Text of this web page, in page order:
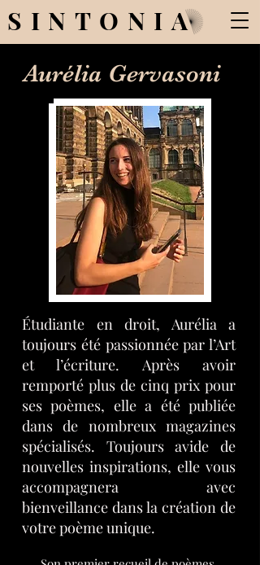
SINTONIA
Aurélia Gervasoni
Étudiante en droit, Aurélia a
toujours été passionnée par l’Art
et l’écriture. Après avoir
remporté plus de cinq prix pour
ses poèmes, elle a été publiée
dans de nombreux magazines
spécialisés. Toujours avide de
nouvelles inspirations, elle vous
accompagnera avec
bienveillance dans la création de
votre poème unique.